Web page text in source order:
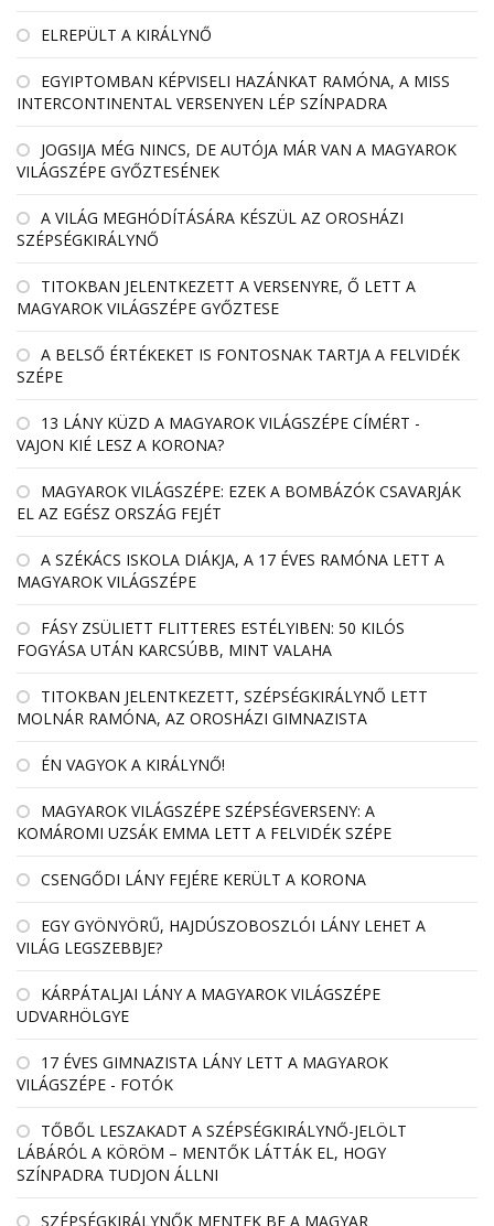
ELREPÜLT A KIRÁLYNŐ
EGYIPTOMBAN KÉPVISELI HAZÁNKAT RAMÓNA, A MISS
INTERCONTINENTAL VERSENYEN LÉP SZÍNPADRA
JOGSIJA MÉG NINCS, DE AUTÓJA MÁR VAN A MAGYAROK
VILÁGSZÉPE GYŐZTESÉNEK
A VILÁG MEGHÓDÍTÁSÁRA KÉSZÜL AZ OROSHÁZI
SZÉPSÉGKIRÁLYNŐ
TITOKBAN JELENTKEZETT A VERSENYRE, Ő LETT A
MAGYAROK VILÁGSZÉPE GYŐZTESE
A BELSŐ ÉRTÉKEKET IS FONTOSNAK TARTJA A FELVIDÉK
SZÉPE
13 LÁNY KÜZD A MAGYAROK VILÁGSZÉPE CÍMÉRT -
VAJON KIÉ LESZ A KORONA?
MAGYAROK VILÁGSZÉPE: EZEK A BOMBÁZÓK CSAVARJÁK
EL AZ EGÉSZ ORSZÁG FEJÉT
A SZÉKÁCS ISKOLA DIÁKJA, A 17 ÉVES RAMÓNA LETT A
MAGYAROK VILÁGSZÉPE
FÁSY ZSÜLIETT FLITTERES ESTÉLYIBEN: 50 KILÓS
FOGYÁSA UTÁN KARCSÚBB, MINT VALAHA
TITOKBAN JELENTKEZETT, SZÉPSÉGKIRÁLYNŐ LETT
MOLNÁR RAMÓNA, AZ OROSHÁZI GIMNAZISTA
ÉN VAGYOK A KIRÁLYNŐ!
MAGYAROK VILÁGSZÉPE SZÉPSÉGVERSENY: A
KOMÁROMI UZSÁK EMMA LETT A FELVIDÉK SZÉPE
CSENGŐDI LÁNY FEJÉRE KERÜLT A KORONA
EGY GYÖNYÖRŰ, HAJDÚSZOBOSZLÓI LÁNY LEHET A
VILÁG LEGSZEBBJE?
KÁRPÁTALJAI LÁNY A MAGYAROK VILÁGSZÉPE
UDVARHÖLGYE
17 ÉVES GIMNAZISTA LÁNY LETT A MAGYAROK
VILÁGSZÉPE - FOTÓK
TŐBŐL LESZAKADT A SZÉPSÉGKIRÁLYNŐ-JELÖLT
LÁBÁRÓL A KÖRÖM – MENTŐK LÁTTÁK EL, HOGY
SZÍNPADRA TUDJON ÁLLNI
SZÉPSÉGKIRÁLYNŐK MENTEK BE A MAGYAR